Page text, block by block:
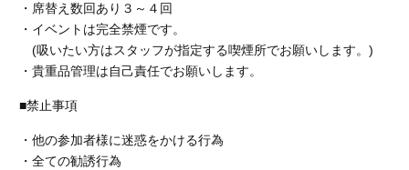
・席替え数回あり３～４回
・イベントは完全禁煙です。
(吸いたい方はスタッフが指定する喫煙所でお願いします。)
・貴重品管理は自己責任でお願いします。
■禁止事項
・他の参加者様に迷惑をかける行為
・全ての勧誘行為